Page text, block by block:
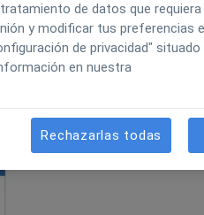
Click en
de datos que
y modificar tus preferencias
de privacidad" situado
en nuestra
Rechazarlas todas